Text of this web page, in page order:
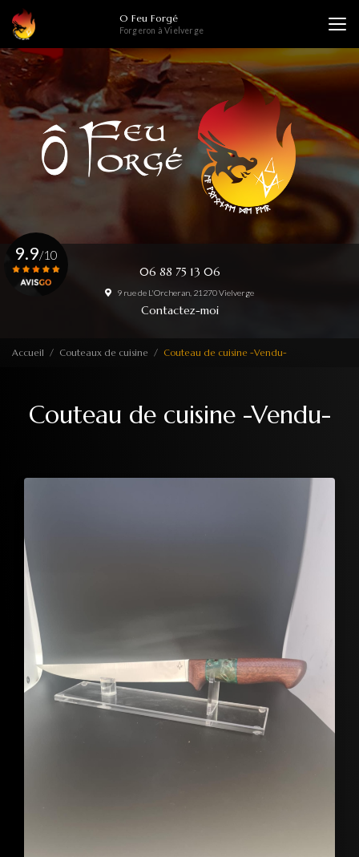
contenu
principal
O Feu Forgé
Forgeron à Vielverge
06 88 75 13 06
9 rue de L'Orcheran, 21270 Vielverge
Contactez-moi
9.9/10
Accueil Couteaux de cuisine Couteau de cuisine -Vendu-
Couteau de cuisine -Vendu-